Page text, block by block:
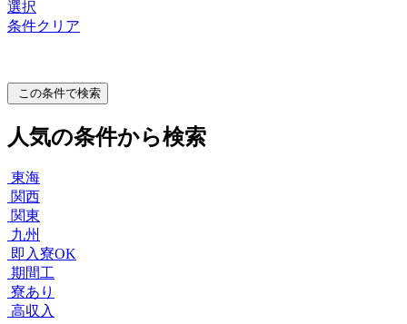
選択
条件クリア
この条件で検索
人気の条件から検索
東海
関西
関東
九州
即入寮OK
期間工
寮あり
高収入